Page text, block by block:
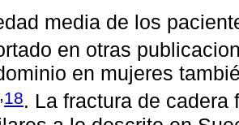
media de los
en otras
en mujeres
,18. La fractura de cadera